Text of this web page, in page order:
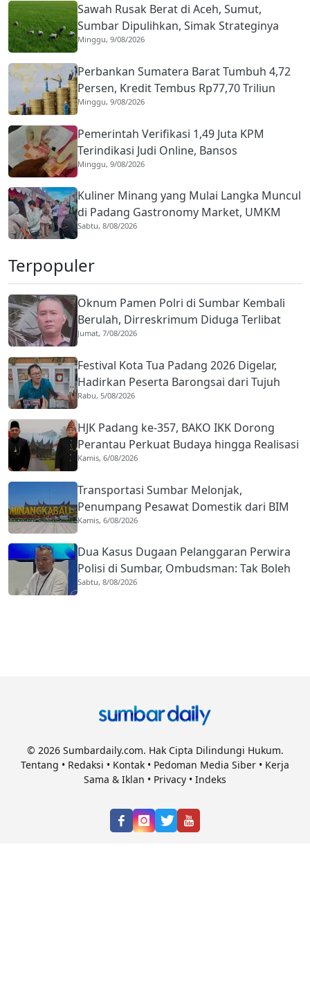
Sawah Rusak Berat di Aceh, Sumut,
Sumbar Dipulihkan, Simak Strateginya
Minggu, 9/08/2026
Perbankan Sumatera Barat Tumbuh 4,72
Persen, Kredit Tembus Rp77,70 Triliun
Minggu, 9/08/2026
Pemerintah Verifikasi 1,49 Juta KPM
Terindikasi Judi Online, Bansos
Ditangguhkan
Minggu, 9/08/2026
Kuliner Minang yang Mulai Langka Muncul
di Padang Gastronomy Market, UMKM
Ikut Ketiban Berkah
Sabtu, 8/08/2026
Terpopuler
Oknum Pamen Polri di Sumbar Kembali
Berulah, Dirreskrimum Diduga Terlibat
Kekerasan dengan Seorang Sopir
Jumat, 7/08/2026
Festival Kota Tua Padang 2026 Digelar,
Hadirkan Peserta Barongsai dari Tujuh
Negara
Rabu, 5/08/2026
HJK Padang ke-357, BAKO IKK Dorong
Perantau Perkuat Budaya hingga Realisasi
Kota Gastronomi
Kamis, 6/08/2026
Transportasi Sumbar Melonjak,
Penumpang Pesawat Domestik dari BIM
Naik Hampir 33 Persen
Kamis, 6/08/2026
Dua Kasus Dugaan Pelanggaran Perwira
Polisi di Sumbar, Ombudsman: Tak Boleh
Ada Toleransi
Sabtu, 8/08/2026
© 2026 Sumbardaily.com. Hak Cipta Dilindungi Hukum.
Tentang • Redaksi • Kontak • Pedoman Media Siber • Kerja
Sama & Iklan • Privacy • Indeks